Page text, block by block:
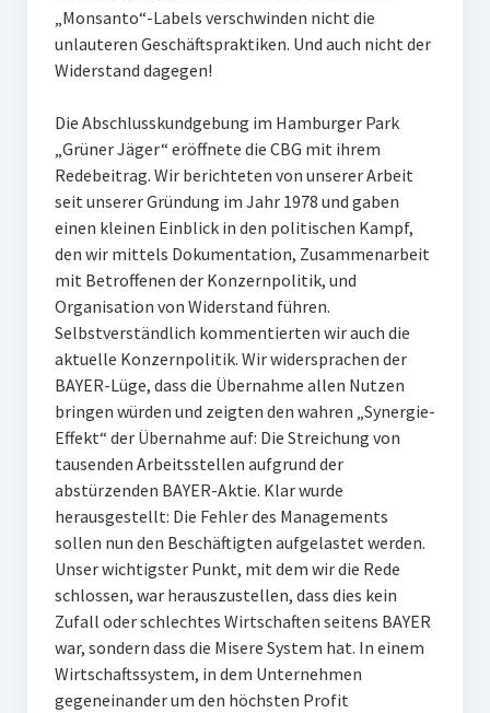
„Monsanto“-Labels verschwinden nicht die
unlauteren Geschäftspraktiken. Und auch nicht der
Widerstand dagegen!
Die Abschlusskundgebung im Hamburger Park
„Grüner Jäger“ eröffnete die CBG mit ihrem
Redebeitrag. Wir berichteten von unserer Arbeit
seit unserer Gründung im Jahr 1978 und gaben
einen kleinen Einblick in den politischen Kampf,
den wir mittels Dokumentation, Zusammenarbeit
mit Betroffenen der Konzernpolitik, und
Organisation von Widerstand führen.
Selbstverständlich kommentierten wir auch die
aktuelle Konzernpolitik. Wir widersprachen der
BAYER-Lüge, dass die Übernahme allen Nutzen
bringen würden und zeigten den wahren „Synergie-
Effekt“ der Übernahme auf: Die Streichung von
tausenden Arbeitsstellen aufgrund der
abstürzenden BAYER-Aktie. Klar wurde
herausgestellt: Die Fehler des Managements
sollen nun den Beschäftigten aufgelastet werden.
Unser wichtigster Punkt, mit dem wir die Rede
schlossen, war herauszustellen, dass dies kein
Zufall oder schlechtes Wirtschaften seitens BAYER
war, sondern dass die Misere System hat. In einem
Wirtschaftssystem, in dem Unternehmen
gegeneinander um den höchsten Profit